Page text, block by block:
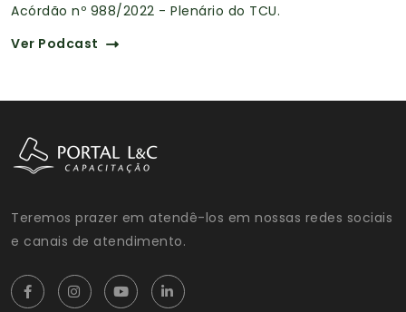
Acórdão nº 988/2022 - Plenário do TCU.
Ver Podcast
Teremos prazer em atendê-los em nossas redes sociais
e canais de atendimento.